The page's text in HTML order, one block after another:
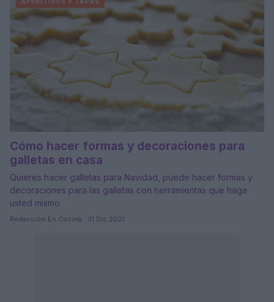
Cómo hacer formas y decoraciones para
galletas en casa
Quieres hacer galletas para Navidad, puede hacer formas y
decoraciones para las galletas con herramientas que haga
usted mismo.
Redacción En Cocina · 31 Dic 2021